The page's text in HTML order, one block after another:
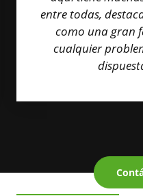
entre todas,
como una gran
cualquier